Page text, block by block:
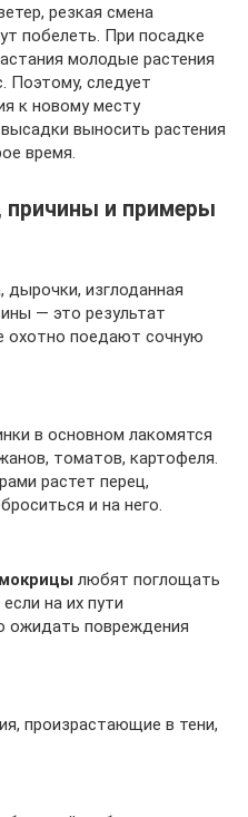
резкая смена
побелеть. При посадке
молодые растения
Поэтому, следует
к новому месту
выносить растения
время.
причины и примеры
изглоданная
— это результат
охотно поедают сочную
в основном лакомятся
томатов, картофеля.
растет перец,
и на него.
любят поглощать
на их пути
ожидать повреждения
произрастающие в тени,